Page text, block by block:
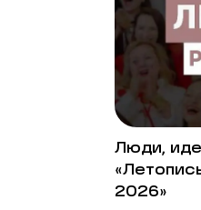
Люди,
2026»